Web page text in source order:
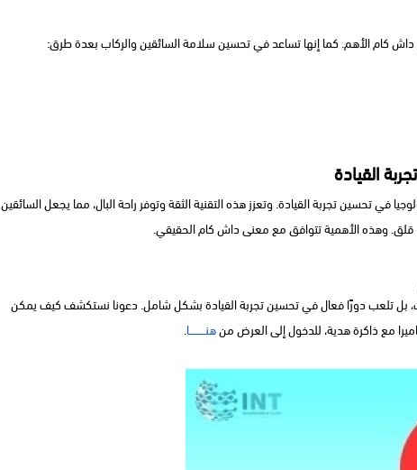
داش كام الأهم. كما إنها تساعد في تحسين سلامة السائقين والركاب بعدة طرق:
في تحسين تجربة القيادة. وتعزز هذه التقنية الثقة وتوفر راحة البال، مما يجعل السائقين
قلق. وهذه الأهمية تتوافق مع معنى داش كام الحقيقي.
بل تلعب دورًا فعال في تحسين تجربة القيادة بشكل شامل. دعونا نستكشف كيف يمكن
مع ذاكرة هدية، للدخول إلى العرض منهنـــــــــا.